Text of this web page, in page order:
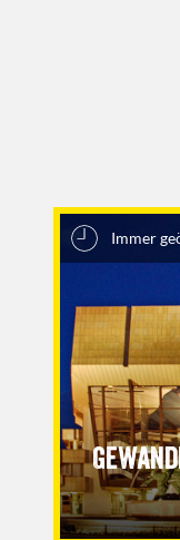
Immer